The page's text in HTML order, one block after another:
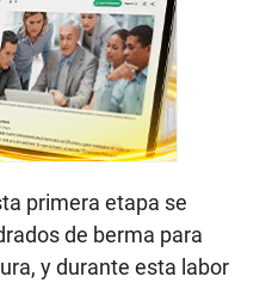
primera etapa se
de berma para
y durante esta labor